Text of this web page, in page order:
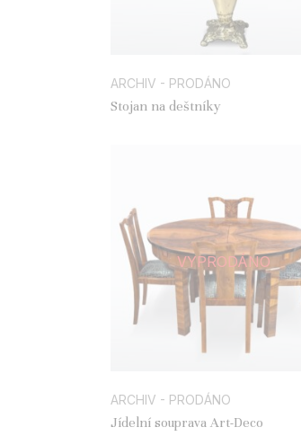
ARCHIV - PRODÁNO
Stojan na deštníky
VYPRODÁNO
ARCHIV - PRODÁNO
Jídelní souprava Art-Deco